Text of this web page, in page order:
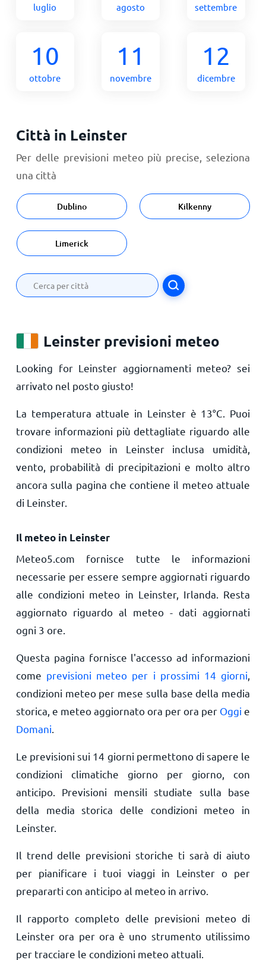
luglio agosto settembre
10
ottobre
11
novembre
12
dicembre
Città in Leinster
Per delle previsioni meteo più precise, seleziona
una città
Dublino Kilkenny
Limerick
Leinster previsioni meteo
Looking for Leinster aggiornamenti meteo? sei
arrivato nel posto giusto!
La temperatura attuale in Leinster è 13°C . Puoi
trovare informazioni più dettagliate riguardo alle
condizioni meteo in Leinster inclusa umidità,
vento, probabilità di precipitazioni e molto altro
ancora sulla pagina che contiene il meteo attuale
di Leinster.
Il meteo in Leinster
Meteo5.com fornisce tutte le informazioni
necessarie per essere sempre aggiornati riguardo
alle condizioni meteo in Leinster, Irlanda. Resta
aggiornato riguardo al meteo - dati aggiornati
ogni 3 ore.
Questa pagina fornisce l'accesso ad informazioni
come previsioni meteo per i prossimi 14 giorni
condizioni meteo per mese sulla base della media
storica, e meteo aggiornato ora per ora per Oggi e
Domani
Le previsioni sui 14 giorni permettono di sapere le
condizioni climatiche giorno per giorno, con
anticipo. Previsioni mensili studiate sulla base
della media storica delle condizioni meteo in
Leinster.
Il trend delle previsioni storiche ti sarà di aiuto
per pianificare i tuoi viaggi in Leinster o per
prepararti con anticipo al meteo in arrivo.
Il rapporto completo delle previsioni meteo di
Leinster ora per ora è uno strumento utilissimo
per tracciare le condizioni meteo attuali.